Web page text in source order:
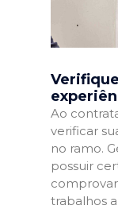
Ao
verificar
no ramo.
possuir
trabalhos